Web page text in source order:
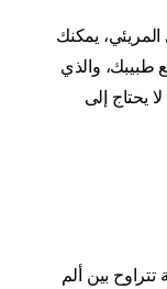
يمكنك
طبيبك، والذي
يحتاج إلى
بين ألم